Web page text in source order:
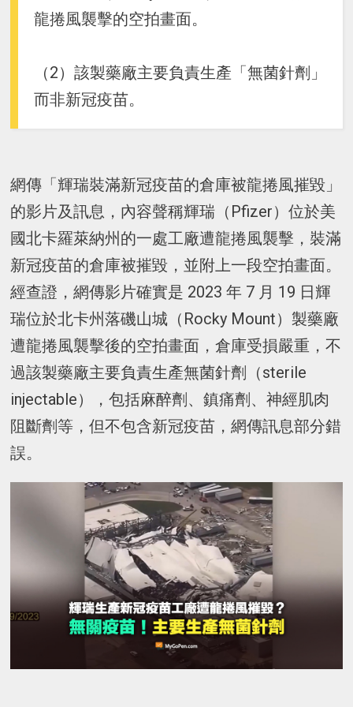
龍捲風襲擊的空拍畫面。
（2）該製藥廠主要負責生產「無菌針劑」
而非新冠疫苗。
網傳「輝瑞裝滿新冠疫苗的倉庫被龍捲風摧毀」
的影片及訊息，內容聲稱輝瑞（Pfizer）位於美
國北卡羅萊納州的一處工廠遭龍捲風襲擊，裝滿
新冠疫苗的倉庫被摧毀，並附上一段空拍畫面。
經查證，網傳影片確實是 2023 年 7 月 19 日輝
瑞位於北卡州落磯山城（Rocky Mount）製藥廠
遭龍捲風襲擊後的空拍畫面，倉庫受損嚴重，不
過該製藥廠主要負責生產無菌針劑（sterile
injectable），包括麻醉劑、鎮痛劑、神經肌肉
阻斷劑等，但不包含新冠疫苗，網傳訊息部分錯
誤。